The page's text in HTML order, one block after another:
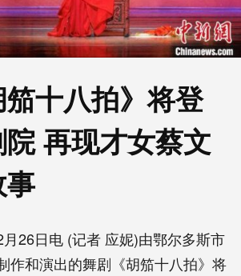
十八拍》将登
再现才女蔡文
日电 (记者 应妮)由鄂尔多斯市
作和演出的舞剧《胡笳十八拍》将